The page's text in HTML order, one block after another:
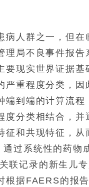
病人群之一，但
理局不良事件报
要现实世界证据
严重程度分类，
端到端的计算流
度分类相结合，
征和共现特征，
过系统性的药物
联记录的新生儿
根据FAERS的报